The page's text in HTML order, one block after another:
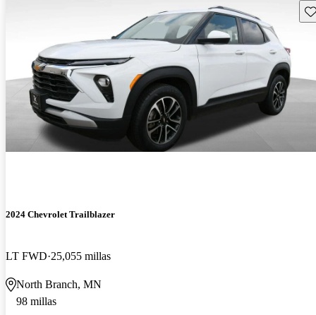
2024 Chevrolet Trailblazer
LT FWD 25,055 millas
North Branch, MN
98 millas